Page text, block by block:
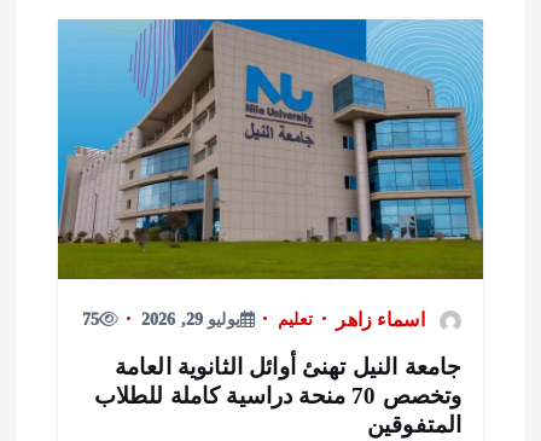
اسماء زاهر تعليم يوليو 29, 2026 75
النيل تهنئ أوائل الثانوية العامة
وتخصص 70 منحة دراسية كاملة للطلاب